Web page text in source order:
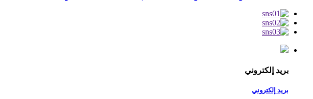
بريد إلكتروني
بريد إلكتروني